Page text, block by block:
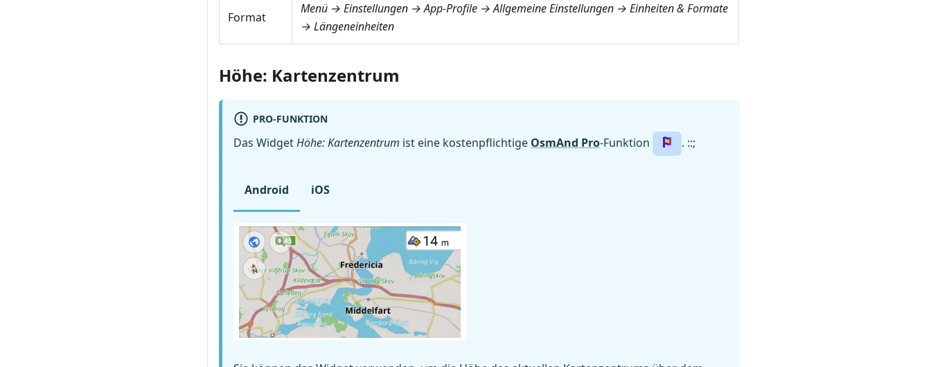
Format
Menü → Einstellungen → App-Profile → Allgemeine Einstellungen → Einheiten & Formate
→ Längeneinheiten
Höhe: Kartenzentrum
PRO-FUNKTION
Das WidgetHöhe: Kartenzentrum ist eine kostenpflichtige OsmAnd Pro-Funktion . ::;
Android iOS